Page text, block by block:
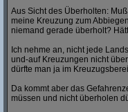
Aus Sicht des Überholten:
meine Kreuzung zum
niemand gerade überholt?
Ich nehme an, nicht jede
und-auf Kreuzungen nicht
dürfte man ja im
Da kommt aber das
müssen und nicht überholen